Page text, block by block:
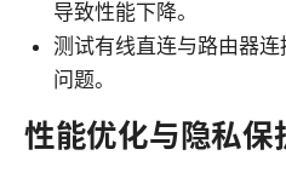
导致性能下降。
测试有线直连与路由器
问题。
性能优化与隐私保